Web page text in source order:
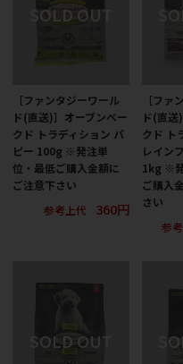
［ファンタジーワール
ド(直送)］オーブンベー
クド トラディション パ
ピー 100g ※発注単
位・最低ご購入金額に
ご注意下さい
参考上代
360円
［ファ
ド(直送
クド ト
レイン
1kg ※
ご購入
さい
参